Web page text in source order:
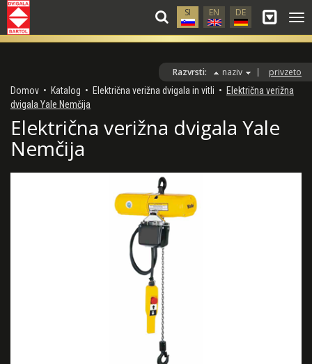
SI EN DE
privzeto
naziv
Razvrsti:
Domov • Katalog • Električna verižna dvigala in vitli • Električna verižna
dvigala Yale Nemčija
Električna verižna dvigala Yale
Nemčija